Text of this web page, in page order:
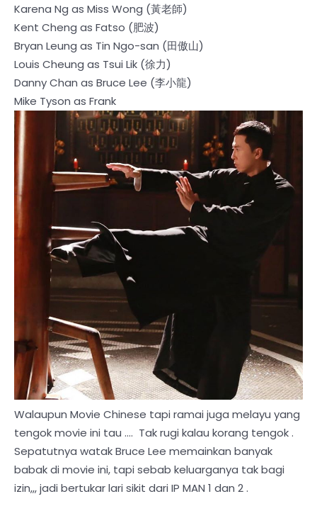
Karena Ng as Miss Wong (黃老師)
Kent Cheng as Fatso (肥波)
Bryan Leung as Tin Ngo-san (田傲山)
Louis Cheung as Tsui Lik (徐力)
Danny Chan as Bruce Lee (李小龍)
Mike Tyson as Frank
Walaupun Movie Chinese tapi ramai juga melayu yang
tengok movie ini tau .... Tak rugi kalau korang tengok .
Sepatutnya watak Bruce Lee memainkan banyak
babak di movie ini, tapi sebab keluarganya tak bagi
izin,,, jadi bertukar lari sikit dari IP MAN 1 dan 2 .